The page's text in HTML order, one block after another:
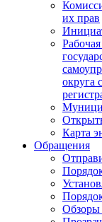
их прав
округа
Карта
Обращения
Обзоры